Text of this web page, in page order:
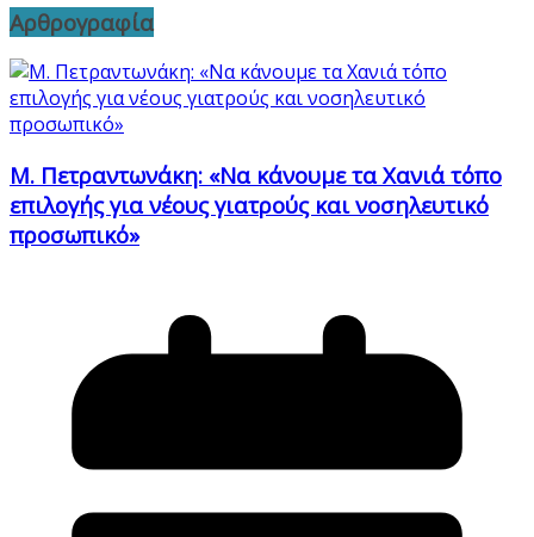
Αρθρογραφία
Μ. Πετραντωνάκη: «Να κάνουμε τα Χανιά τόπο
επιλογής για νέους γιατρούς και νοσηλευτικό
προσωπικό»